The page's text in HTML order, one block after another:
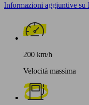
Informazioni aggiuntive su
200 km/h
Velocità massima